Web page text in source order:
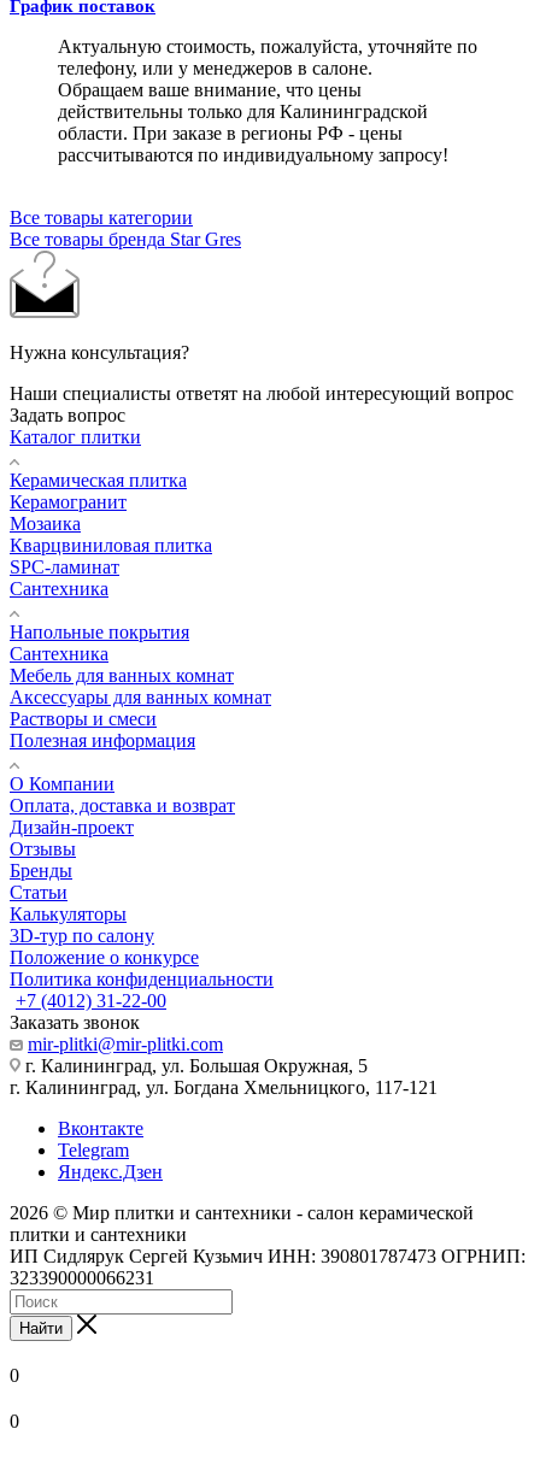
График поставок
Актуальную стоимость, пожалуйста, уточняйте по
телефону, или у менеджеров в салоне.
Обращаем ваше внимание, что цены
действительны только для Калининградской
области. При заказе в регионы РФ - цены
рассчитываются по индивидуальному запросу!
Все товары категории
Все товары бренда Star Gres
Нужна консультация?
Наши специалисты ответят на любой интересующий вопрос
Задать вопрос
Каталог плитки
Керамическая плитка
Керамогранит
Мозаика
Кварцвиниловая плитка
SPC-ламинат
Сантехника
Напольные покрытия
Сантехника
Мебель для ванных комнат
Аксессуары для ванных комнат
Растворы и смеси
Полезная информация
О Компании
Оплата, доставка и возврат
Дизайн-проект
Отзывы
Бренды
Статьи
Калькуляторы
3D-тур по салону
Положение о конкурсе
Политика конфиденциальности
+7 (4012) 31-22-00
Заказать звонок
mir-plitki@mir-plitki.com
г. Калининград, ул. Большая Окружная, 5
г. Калининград, ул. Богдана Хмельницкого, 117-121
Вконтакте
Telegram
Яндекс.Дзен
2026 © Мир плитки и сантехники - салон керамической
плитки и сантехники
ИП Сидлярук Сергей Кузьмич ИНН: 390801787473 ОГРНИП:
323390000066231
Найти
0
0